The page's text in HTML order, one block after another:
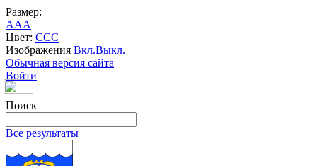
Размер:
AAA
Цвет: CCC
Изображения Вкл.Выкл.
Обычная версия сайта
Войти
Поиск
Все результаты